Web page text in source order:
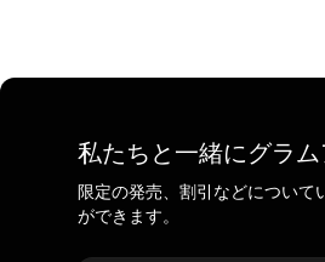
私たちと一緒にグラ
限定の発売、割引などについて
ができます。